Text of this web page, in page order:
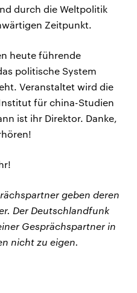
durch die Weltpolitik
Zeitpunkt.
heute führende
politische System
Veranstaltet wird die
für china-Studien
ist ihr Direktor. Danke,
geben deren
Der Deutschlandfunk
Gesprächspartner in
nicht zu eigen.